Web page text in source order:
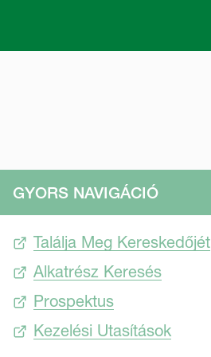
GYORS NAVIGÁCIÓ
Találja Meg Kereskedőjét
Alkatrész Keresés
Prospektus
Kezelési Utasítások